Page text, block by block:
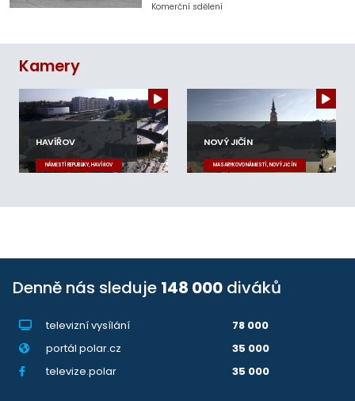
Komerční sdělení
Kamery
HAVÍŘOV
NÁMĚSTÍ REPUBLIKY, HAVÍŘOV
NOVÝ JIČÍN
MASARYKOVO NÁMĚSTÍ, NOVÝ JIČÍN
Denně nás sleduje 148 000 diváků
televizní vysílání
78 000
portál polar.cz
35 000
televize.polar
35 000